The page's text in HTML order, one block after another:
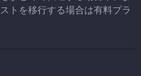
トを移行する場合は有料プラ